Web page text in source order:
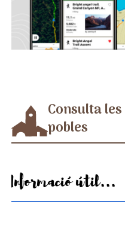
Consulta
pobles
Informació útil...